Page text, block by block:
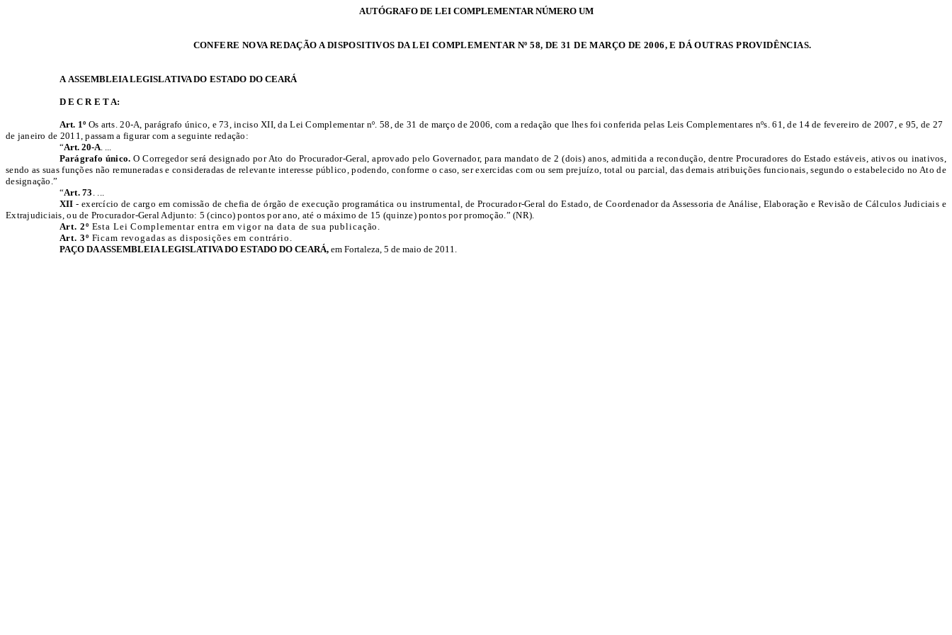
AUTÓGRAFO DE LEI COMPLEMENTAR NÚMERO UM
CONFERE NOVA REDAÇÃO A DISPOSITIVOS DA LEI COMPLEMENTAR Nº 58, DE 31 DE MARÇO DE 2006, E DÁ OUTRAS PROVIDÊNCIAS.
A ASSEMBLEIALEGISLATIVA DO ESTADO DO CEARÁ
D E C R E T A:
Art. 1º Os arts. 20-A, parágrafo único, e 73, inciso XII, da Lei Complementar nº. 58, de 31 de março de 2006, com a redação que lhes foi conferida pelas Leis Complementares nºs. 61, de 14 de fevereiro de 2007, e 95, de 27
de janeiro de 2011, passam a figurar com a seguinte redação:
“Art. 20-A. ...
Parágrafo único.O Corregedor será designado por Ato do Procurador-Geral, aprovado pelo Governador, para mandato de 2 (dois) anos, admitida a recondução, dentre Procuradores do Estado estáveis, ativos ou inativos,
sendo as suas funções não remuneradas e consideradas de relevante interesse público, podendo, conforme o caso, ser exercidas com ou sem prejuízo, total ou parcial, das demais atribuições funcionais, segundo o estabelecido no Ato de
designação.”
“Art. 73 . ...
XII -exercício de cargo em comissão de chefia de órgão de execução programática ou instrumental, de Procurador-Geral do Estado, de Coordenador da Assessoria de Análise, Elaboração e Revisão de Cálculos Judiciais e
Extrajudiciais, ou de Procurador-Geral Adjunto: 5 (cinco) pontos por ano, até o máximo de 15 (quinze) pontos por promoção.” (NR).
Art. 2º Esta Lei Complementar entra em vigor na data de sua publicação.
Art. 3º Ficam revogadas as disposições em contrário.
PAÇO DA ASSEMBLEIA LEGISLATIVA DO ESTADO DO CEARÁ,em Fortaleza, 5 de maio de 2011.